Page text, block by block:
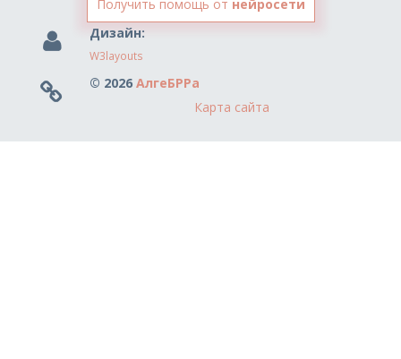
Получить помощь от нейросети
Дизайн:
W3layouts
© 2026 АлгеБРРа
Карта сайта